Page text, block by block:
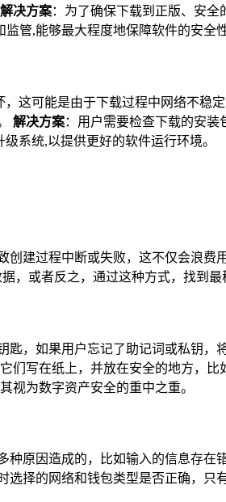
解决方案：为了确保下载到正版、安
管,能够最大程度地保障软件的安全
这可能是由于下载过程中网络不稳
解决方案：用户需要检查下载的安
系统,以提供更好的软件运行环境。
建过程中断或失败，这不仅会浪费
或者反之，通过这种方式，找到
，如果用户忘记了助记词或私钥
们写在纸上，并放在安全的地方，
视为数字资产安全的重中之重。
原因造成的，比如输入的信息存在
择的网络和钱包类型是否正确，只